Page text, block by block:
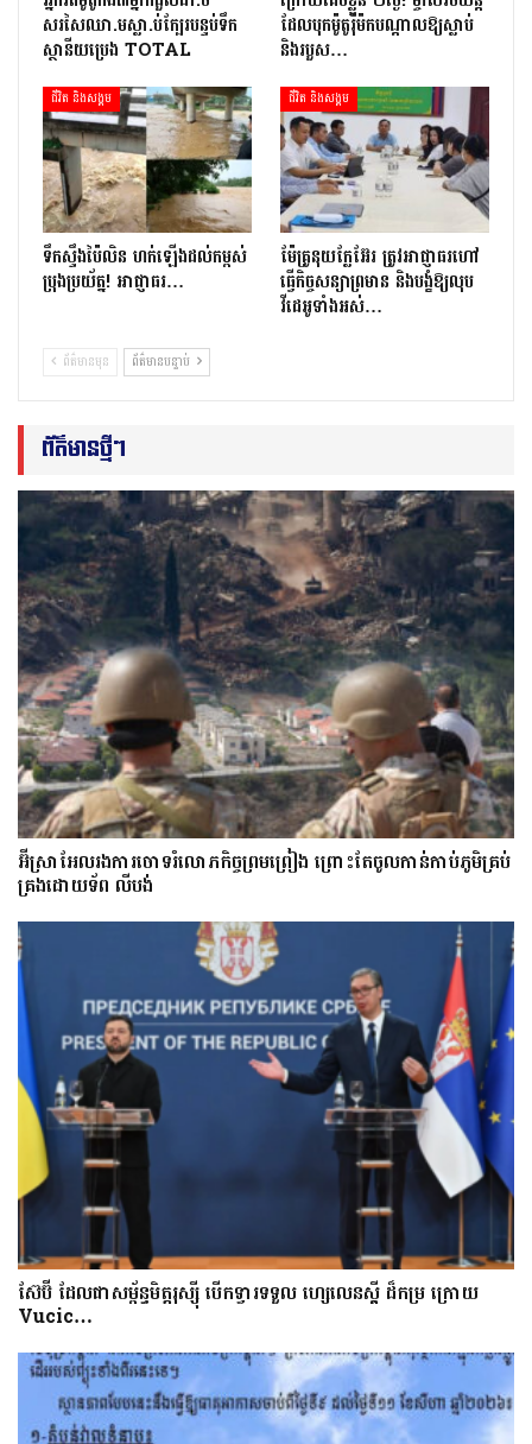
សរសៃឈា.ម​ស្លា.ប់​ក្បែរ​បន្ទប់ទឹក​
ស្ថានីយ​ប្រេង ​TOTAL
ដែល​បុក​ម៉ូតូ​រ៉ឺ​ម៉ក​បណ្តាល​ឱ្យ​ស្លាប់
និង​របួស…
ជីវិត និងសង្គម
ទឹកស្ទឹងប៉ៃលិន ហក់ឡើងដល់កម្ពស់
ប្រុងប្រយ័ត្ន! អាជ្ញាធរ…
ជីវិត និងសង្គម
ម៉ែគ្រូនុយក្លែអ៊ែរ ត្រូវអាជ្ញាធរហៅ
ធ្វើកិច្ចសន្យាព្រមាន និងបង្ខំឱ្យលុប
វីដេអូទាំងអស់…
ព័ត៌មានមុន ព័ត៌មានបន្ទាប់
ព័ត៌មានថ្មីៗ
អ៊ីស្រាអែលរង​ការ​ចោទ​​រំលោភកិច្ចព្រមព្រៀង ព្រោះតែ​​ចូល​កាន់​កាប់​ភូមិគ្រប់
គ្រងដោយទ័ព លីបង់
ស៊ែប៊ី​ ដែល​ជា​សម្ព័ន្ធមិត្តរុស្ស៊ី បើក​ទ្វារទទួល​ ហ្សេលេនស្គី​​ ដ៏​កម្រ ក្រោយ
Vucic…